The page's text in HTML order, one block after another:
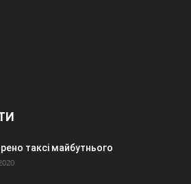
таксі майбутнього